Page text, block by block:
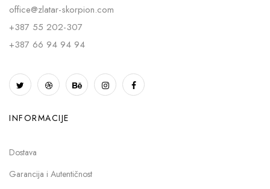
office@zlatar-skorpion.com
+387 55 202-307
+387 66 94 94 94
INFORMACIJE
Dostava
Garancija i Autentičnost